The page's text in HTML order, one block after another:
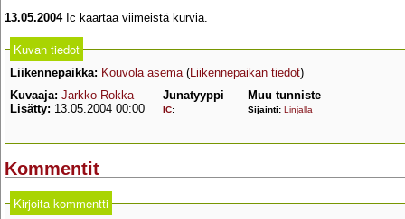
13.05.2004Ic kaartaa viimeistä kurvia.
Kuvan tiedot
Liikennepaikka: Kouvola asema(Liikennepaikan tiedot)
Kuvaaja: Jarkko Rokka
Lisätty: 13.05.2004 00:00
Junatyyppi
IC:
Muu tunniste
Sijainti: Linjalla
Kommentit
Kirjoita kommentti